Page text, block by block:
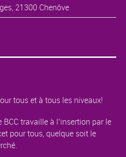
21300 Chenôve
tous et à tous les niveaux!
travaille à l’insertion par le
pour tous, quelque soit le